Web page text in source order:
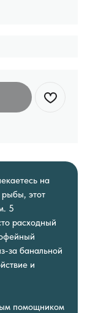
на
этот
5
расходный
за банальной
и
помощником